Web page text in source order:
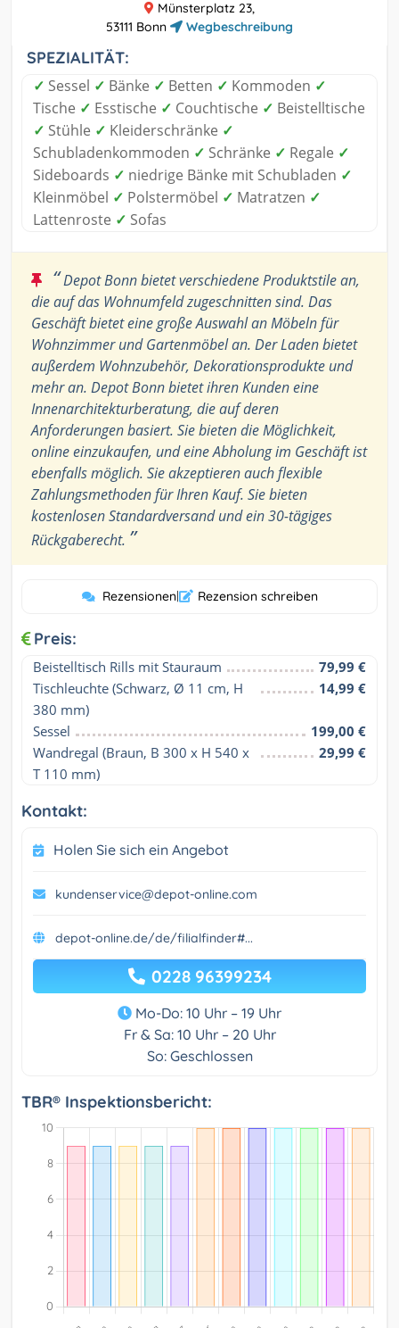
Münsterplatz 23,
53111 Bonn
Wegbeschreibung
SPEZIALITÄT:
✓ Sessel ✓ Bänke ✓ Betten ✓ Kommoden ✓
Tische ✓ Esstische ✓ Couchtische ✓ Beistelltische
✓ Stühle ✓ Kleiderschränke ✓
Schubladenkommoden ✓ Schränke ✓ Regale ✓
Sideboards ✓ niedrige Bänke mit Schubladen ✓
Kleinmöbel ✓ Polstermöbel ✓ Matratzen ✓
Lattenroste ✓ Sofas
“Depot Bonn bietet verschiedene Produktstile an,
die auf das Wohnumfeld zugeschnitten sind. Das
Geschäft bietet eine große Auswahl an Möbeln für
Wohnzimmer und Gartenmöbel an. Der Laden bietet
außerdem Wohnzubehör, Dekorationsprodukte und
mehr an. Depot Bonn bietet ihren Kunden eine
Innenarchitekturberatung, die auf deren
Anforderungen basiert. Sie bieten die Möglichkeit,
online einzukaufen, und eine Abholung im Geschäft ist
ebenfalls möglich. Sie akzeptieren auch flexible
Zahlungsmethoden für Ihren Kauf. Sie bieten
kostenlosen Standardversand und ein 30-tägiges
Rückgaberecht. ”
Rezensionen| Rezension schreiben
Preis:
Beistelltisch Rills mit Stauraum
79,99 €
Tischleuchte (Schwarz, Ø 11 cm, H
380 mm)
14,99 €
Sessel
199,00 €
Wandregal (Braun, B 300 x H 540 x
T 110 mm)
29,99 €
Kontakt:
Holen Sie sich ein Angebot
kundenservice@depot-online.com
depot-online.de/de/filialfinder#...
0228 96399234
Mo-Do: 10 Uhr – 19 Uhr
Fr & Sa: 10 Uhr – 20 Uhr
So: Geschlossen
TBR® Inspektionsbericht: